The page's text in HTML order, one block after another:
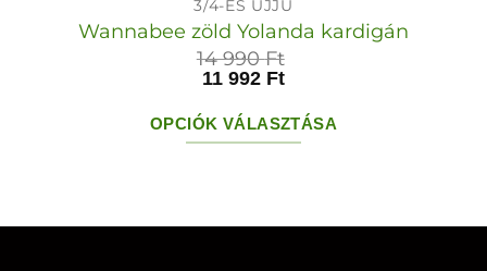
3/4-ES UJJÚ
Wannabee zöld Yolanda kardigán
14 990Ft
11 992 Ft
OPCIÓK VÁLASZTÁSA
terméknek